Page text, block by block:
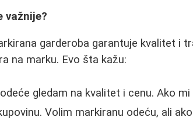
važnije?
garderoba garantuje kvalitet i
na marku. Evo šta kažu:
gledam na kvalitet i cenu. Ako
Volim markiranu odeću, ali